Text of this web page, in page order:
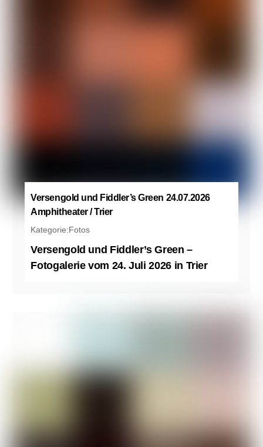
Versengold und Fiddler’s Green 24.07.2026
Amphitheater / Trier
Kategorie:Fotos
Versengold und Fiddler’s Green –
Fotogalerie vom 24. Juli 2026 in Trier